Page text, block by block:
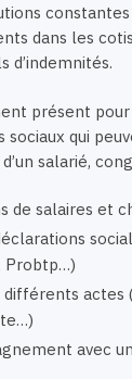
dans les
d’indemnités.
présent
qui
salarié,
de salaires et
Probtp…)
différents actes
avec